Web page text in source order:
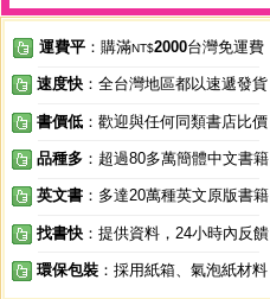
運費平 ：購滿NT$2000台灣免運費
速度快 ：全台灣地區都以速遞發貨
書價低 ：歡迎與任何同類書店比價
品種多 ：超過80多萬簡體中文書籍
英文書 ：多達20萬種英文原版書籍
找書快 ：提供資料，24小時內反饋
環保包裝 ：採用紙箱、氣泡紙材料